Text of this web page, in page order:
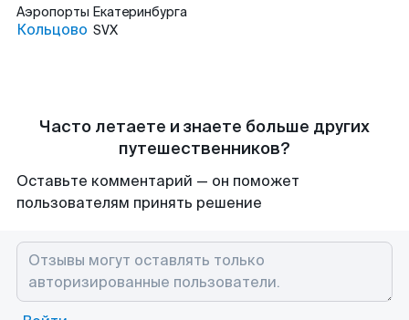
Аэропорты Екатеринбурга
Кольцово SVX
Часто летаете и знаете больше других
путешественников?
Оставьте комментарий — он поможет
пользователям принять решение